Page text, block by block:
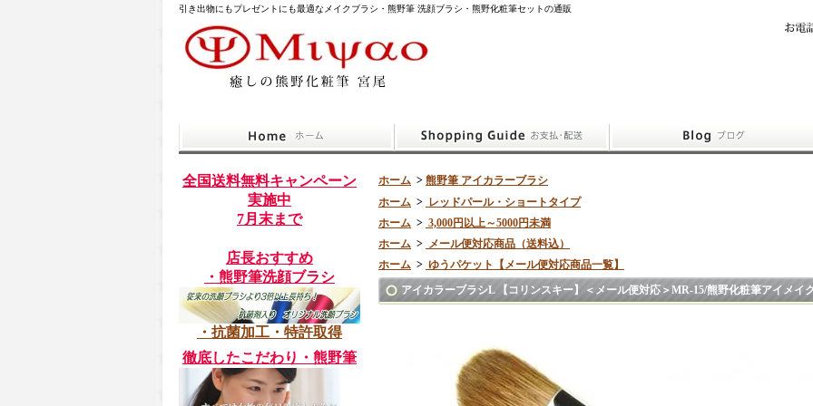
引き出物にもプレゼントにも最適なメイクブラシ・熊野筆 洗顔ブラシ・熊野化粧筆セットの通販
全国送料無料キャンペーン
実施中
7月末まで
店長おすすめ
・熊野筆洗顔ブラシ
・抗菌加工・特許取得
徹底したこだわり・熊野筆
ホーム > 熊野筆 アイカラーブラシ
ホーム > レッドパール・ショートタイプ
ホーム > 3,000円以上～5000円未満
ホーム > メール便対応商品（送料込）
ホーム > ゆうパケット【メール便対応商品一覧】
アイカラーブラシL 【コリンスキー】＜メール便対応＞MR-15/熊野化粧筆アイメイ